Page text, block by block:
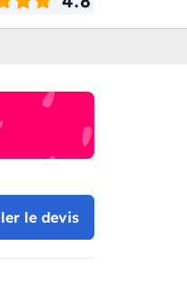
le devis